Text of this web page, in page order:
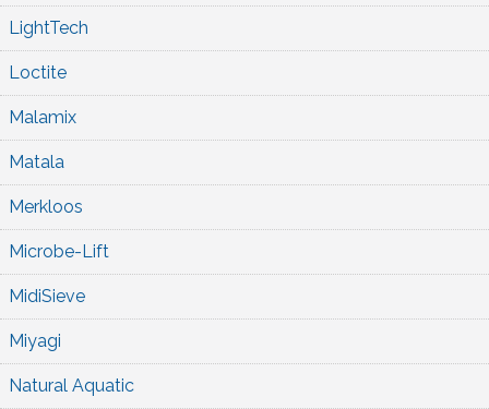
LightTech
Loctite
Malamix
Matala
Merkloos
Microbe-Lift
MidiSieve
Miyagi
Natural Aquatic